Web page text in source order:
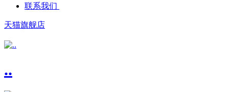
联系我们
天猫旗舰店
..